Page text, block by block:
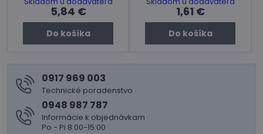
5,84 €
Do košíka
1,61 €
Do košíka
0917 969 003
Technické poradenstvo
0948 987 787
Informácie k objednávkam
Po - Pi 8:00-15:00